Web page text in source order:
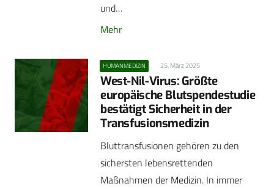
und…
Mehr
HUMANMEDIZIN 25. März 2025
West-Nil-Virus: Größte
europäische Blutspendestudie
bestätigt Sicherheit in der
Transfusionsmedizin
Bluttransfusionen gehören zu den
sichersten lebensrettenden
Maßnahmen der Medizin. In immer